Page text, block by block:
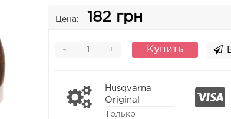
Цена: 182 грн
+
- Купить
Husqvarna
Original
Только